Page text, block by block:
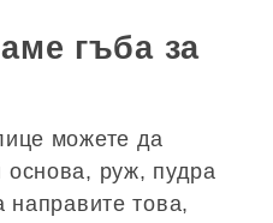
гъба за
можете да
основа, руж, пудра
направите това,